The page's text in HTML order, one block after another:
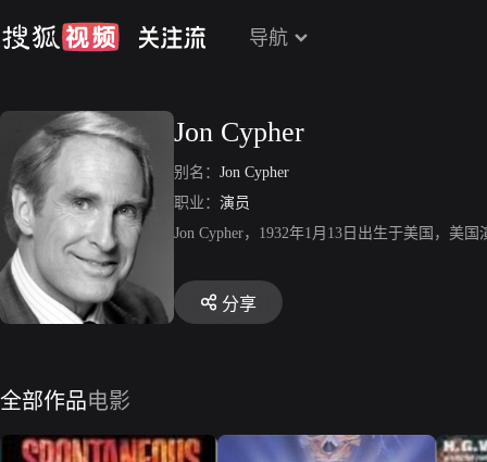
导航
Jon Cypher
别名： Jon Cypher
职业： 演员
Jon Cypher，1932年1月13日出生于美国，美
分享
全部作品电影